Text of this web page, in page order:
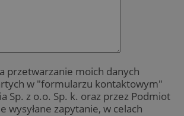
przetwarzanie moich danych
w "formularzu kontaktowym"
Sp. z o.o. Sp. k. oraz przez Podmiot
wysyłane zapytanie, w celach